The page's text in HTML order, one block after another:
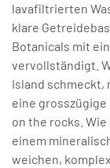
lavafiltrierten
klare
Botanicals mit
vervollständigt.
Island schmeckt,
eine
on the rocks.
einem
weichen,